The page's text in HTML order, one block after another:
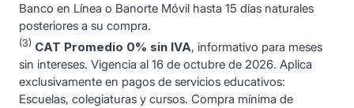
Banco en Línea o Banorte Móvil hasta 15 días naturales
posteriores a su compra.
(3) CAT Promedio 0% sin IVA, informativo para meses
sin intereses. Vigencia al 16 de octubre de 2026. Aplica
exclusivamente en pagos de servicios educativos:
Escuelas, colegiaturas y cursos. Compra mínima de